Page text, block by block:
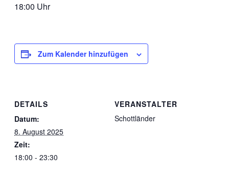
18:00 Uhr
Zum Kalender hinzufügen
DETAILS
Datum:
8. August 2025
Zeit:
18:00 - 23:30
VERANSTALTER
Schottländer